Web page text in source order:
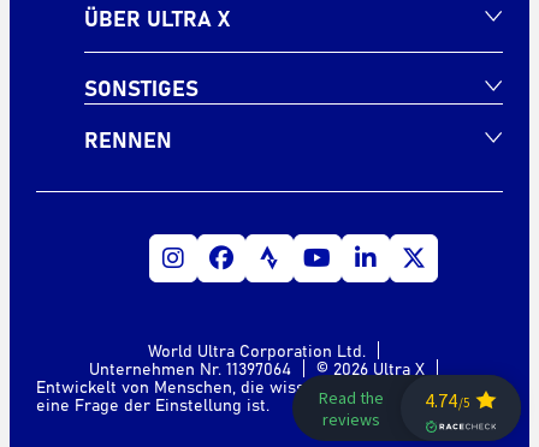
ÜBER ULTRA X
SONSTIGES
RENNEN
World Ultra Corporation Ltd.
Unternehmen Nr. 11397064 © 2026 Ultra X
Entwickelt von Menschen, die wissen, dass „extrem“ nur
eine Frage der Einstellung ist.